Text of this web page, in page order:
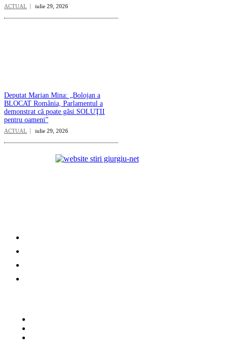
ACTUAL iulie 29, 2026
Deputat Marian Mina: „Bolojan a
BLOCAT România, Parlamentul a
demonstrat că poate găsi SOLUŢII
pentru oameni”
ACTUAL iulie 29, 2026